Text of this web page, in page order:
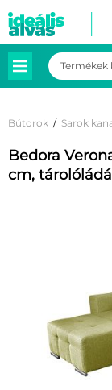
Products
search
Bútorok / Sarok
Bedora
cm,